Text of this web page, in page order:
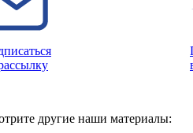
другие наши материалы: